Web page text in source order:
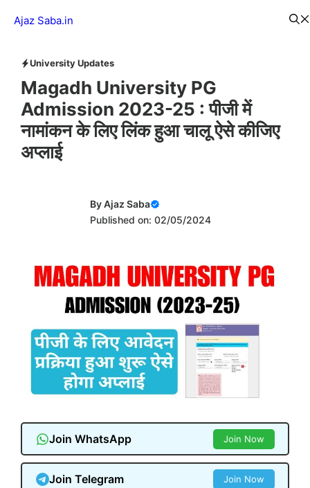
Ajaz Saba.in
University Updates
Magadh University PG
Admission 2023-25 : पीजी में
नामांकन के लिए लिंक हुआ चालू ऐसे कीजिए
अप्लाई
ByAjaz Saba
Published on: 02/05/2024
Join WhatsApp Join Now
Join Telegram Join Now